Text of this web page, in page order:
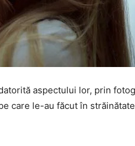
aspectului lor, prin
care le-au făcut în